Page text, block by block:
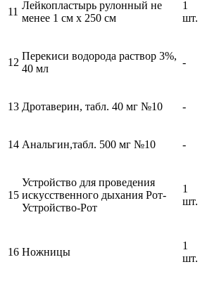
11
Лейкопластырь рулонный не
менее 1 см x 250 см
1
шт.
12
Перекиси водорода раствор 3%,
40 мл
-
13 Дротаверин, табл. 40 мг №10 -
14 Анальгин,табл. 500 мг №10 -
15
Устройство для проведения
искусственного дыхания Рот-
Устройство-Рот
1
шт.
16 Ножницы
1
шт.